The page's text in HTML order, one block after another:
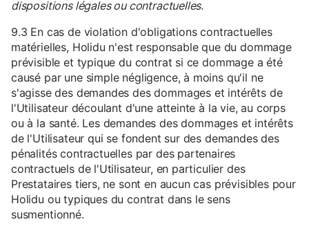
dispositions légales ou contractuelles.
9.3 En cas de violation d'obligations contractuelles
matérielles, Holidu n'est responsable que du dommage
prévisible et typique du contrat si ce dommage a été
causé par une simple négligence, à moins qu'il ne
s'agisse des demandes des dommages et intérêts de
l'Utilisateur découlant d'une atteinte à la vie, au corps
ou à la santé. Les demandes des dommages et intérêts
de l'Utilisateur qui se fondent sur des demandes des
pénalités contractuelles par des partenaires
contractuels de l'Utilisateur, en particulier des
Prestataires tiers, ne sont en aucun cas prévisibles pour
Holidu ou typiques du contrat dans le sens
susmentionné.